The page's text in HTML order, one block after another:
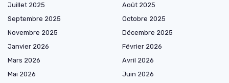
Juillet 2025
Août 2025
Septembre 2025
Octobre 2025
Novembre 2025
Décembre 2025
Janvier 2026
Février 2026
Mars 2026
Avril 2026
Mai 2026
Juin 2026